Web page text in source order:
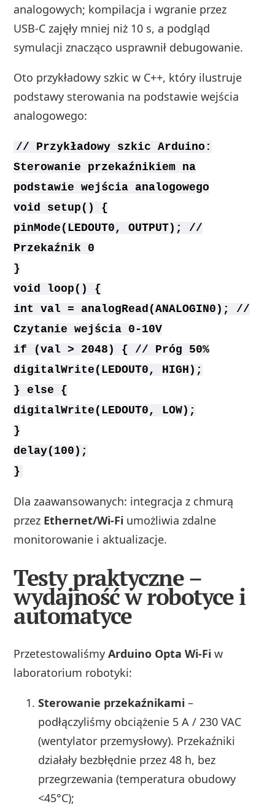
analogowych; kompilacja i wgranie przez
USB‑C zajęły mniej niż 10 s, a podgląd
symulacji znacząco usprawnił debugowanie.
Oto przykładowy szkic w C++, który ilustruje
podstawy sterowania na podstawie wejścia
analogowego:
// Przykładowy szkic Arduino:
Sterowanie przekaźnikiem na
podstawie wejścia analogowego
void setup() {
pinMode(LEDOUT0, OUTPUT); //
Przekaźnik 0
}
void loop() {
int val = analogRead(ANALOGIN0); //
Czytanie wejścia 0-10V
if (val > 2048) { // Próg 50%
digitalWrite(LEDOUT0, HIGH);
} else {
digitalWrite(LEDOUT0, LOW);
}
delay(100);
}
Dla zaawansowanych: integracja z chmurą
przez Ethernet/Wi‑Fi umożliwia zdalne
monitorowanie i aktualizacje.
Testy praktyczne –
wydajność w robotyce i
automatyce
PrzetestowaliśmyArduino Opta Wi‑Fi w
laboratorium robotyki:
Sterowanie przekaźnikami –
podłączyliśmy obciążenie 5 A / 230 VAC
(wentylator przemysłowy). Przekaźniki
działały bezbłędnie przez 48 h, bez
przegrzewania (temperatura obudowy
<45°C);